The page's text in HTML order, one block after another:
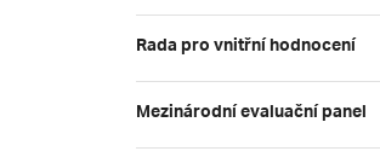
Rada pro vnitřní hodnocení
Mezinárodní evaluační panel